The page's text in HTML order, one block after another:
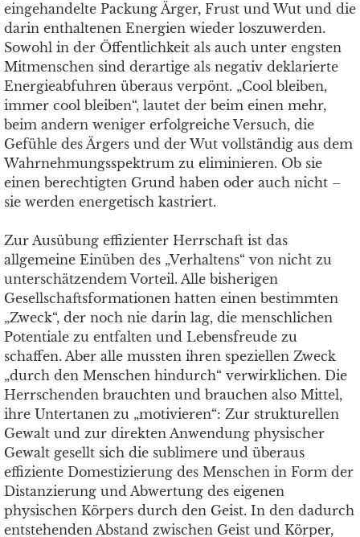
eingehandelte Packung Ärger, Frust und Wut und die
darin enthaltenen Energien wieder loszuwerden.
Sowohl in der Öffentlichkeit als auch unter engsten
Mitmenschen sind derartige als negativ deklarierte
Energieabfuhren überaus verpönt. „Cool bleiben,
immer cool bleiben“, lautet der beim einen mehr,
beim andern weniger erfolgreiche Versuch, die
Gefühle des Ärgers und der Wut vollständig aus dem
Wahrnehmungsspektrum zu eliminieren. Ob sie
einen berechtigten Grund haben oder auch nicht –
sie werden energetisch kastriert.
Zur Ausübung effizienter Herrschaft ist das
allgemeine Einüben des „Verhaltens“ von nicht zu
unterschätzendem Vorteil. Alle bisherigen
Gesellschaftsformationen hatten einen bestimmten
„Zweck“, der noch nie darin lag, die menschlichen
Potentiale zu entfalten und Lebensfreude zu
schaffen. Aber alle mussten ihren speziellen Zweck
„durch den Menschen hindurch“ verwirklichen. Die
Herrschenden brauchten und brauchen also Mittel,
ihre Untertanen zu „motivieren“: Zur strukturellen
Gewalt und zur direkten Anwendung physischer
Gewalt gesellt sich die sublimere und überaus
effiziente Domestizierung des Menschen in Form der
Distanzierung und Abwertung des eigenen
physischen Körpers durch den Geist. In den dadurch
entstehenden Abstand zwischen Geist und Körper,